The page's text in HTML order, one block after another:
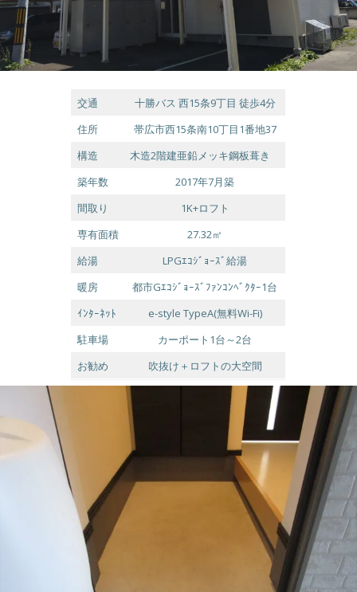
交通
十勝バス 西15条9丁目 徒歩4分
住所
帯広市西15条南10丁目1番地37
構造
木造2階建亜鉛メッキ鋼板葺き
築年数
2017年7月築
間取り
1K+ロフト
専有面積
27.32㎡
給湯
LPGｴｺｼﾞｮｰｽﾞ給湯
暖房
都市Gｴｺｼﾞｮｰｽﾞﾌｧﾝｺﾝﾍﾞｸﾀｰ1台
ｲﾝﾀｰﾈｯﾄ
e-style TypeA(無料Wi-Fi)
駐車場
カーポート1台～2台
お勧め
吹抜け＋ロフトの大空間